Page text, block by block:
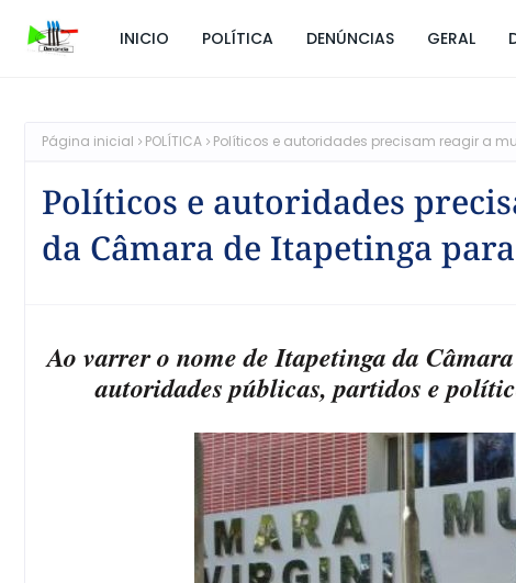
INICIO POLÍTICA DENÚNCIAS GERAL
Página inicial POLÍTICA Políticos e autoridades precisam reagir a
Políticos e autoridades
da Câmara de Itapetinga
Ao varrer o nome de Itapetinga da
autoridades públicas, partidos e